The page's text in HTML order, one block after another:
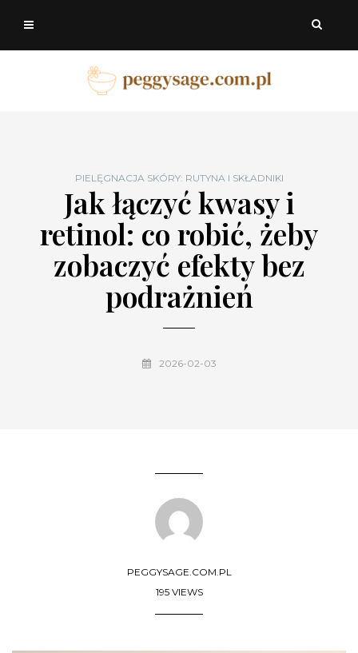
PIELĘGNACJA SKÓRY: RUTYNA I SKŁADNIKI
Jak łączyć kwasy i
retinol: co robić, żeby
zobaczyć efekty bez
podrażnień
2026-02-03
PEGGYSAGE.COM.PL
195 VIEWS